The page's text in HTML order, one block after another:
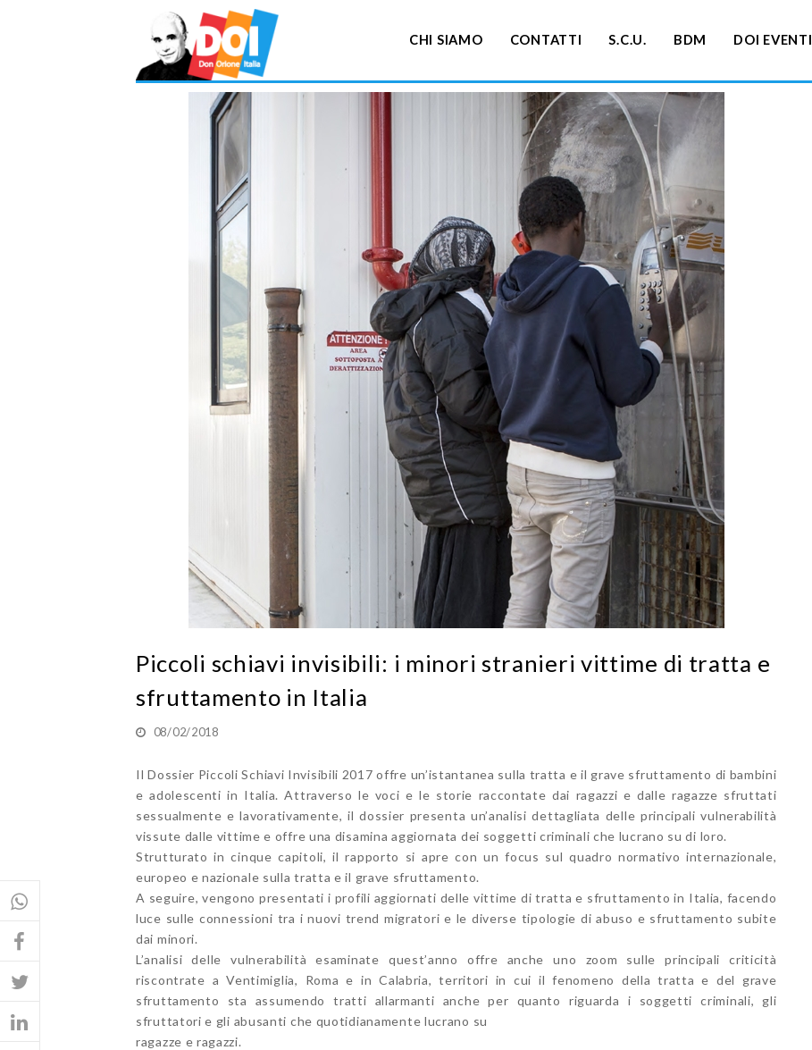
CHI SIAMO CONTATTI S.C.U. BDM DOI EVENTI
Piccoli schiavi invisibili: i minori stranieri vittime di tratta e
sfruttamento in Italia
08/02/2018
Il Dossier Piccoli Schiavi Invisibili 2017 offre un’istantanea sulla tratta e il grave sfruttamento di bambini
e adolescenti in Italia. Attraverso le voci e le storie raccontate dai ragazzi e dalle ragazze sfruttati
sessualmente e lavorativamente, il dossier presenta un’analisi dettagliata delle principali vulnerabilità
vissute dalle vittime e offre una disamina aggiornata dei soggetti criminali che lucrano su di loro.
Strutturato in cinque capitoli, il rapporto si apre con un focus sul quadro normativo internazionale,
europeo e nazionale sulla tratta e il grave sfruttamento.
A seguire, vengono presentati i profili aggiornati delle vittime di tratta e sfruttamento in Italia, facendo
luce sulle connessioni tra i nuovi trend migratori e le diverse tipologie di abuso e sfruttamento subite
dai minori.
L’analisi delle vulnerabilità esaminate quest’anno offre anche uno zoom sulle principali criticità
riscontrate a Ventimiglia, Roma e in Calabria, territori in cui il fenomeno della tratta e del grave
sfruttamento sta assumendo tratti allarmanti anche per quanto riguarda i soggetti criminali, gli
sfruttatori e gli abusanti che quotidianamente lucrano su
ragazze e ragazzi.